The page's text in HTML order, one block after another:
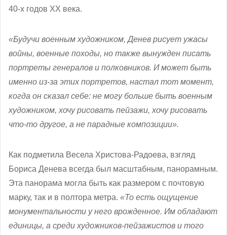
40-х годов ХХ века.
«Будучи военным художником, Денев рисует ужасы
войны, военные походы, но также вынужден писать
портреты генералов и полковников. И может быть
именно из-за этих портретов, настал тот момент,
когда он сказал себе: не могу больше быть военным
художником, хочу рисовать пейзажи, хочу рисовать
что-то другое, а не парадные композиции».
Как подметила Весела Христова-Радоева, взгляд
Бориса Денева всегда был масштабным, панорамным.
Эта панорама могла быть как размером с почтовую
марку, так и в полтора метра. «То есть ощущение
монументальности у него врожденное. Им обладают
единицы, а среди художников-пейзажистов и того